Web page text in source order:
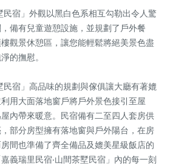
民宿」外觀以黑白色系相互勾勒出令人驚
備有兒童遊憩設施，並規劃了戶外餐
觀景休憩區，讓您能輕鬆將絕美景色盡
的撫慰。
民宿」高品味的規劃與傢俱讓大廳有著媲
用大面落地窗戶將戶外景色接引至屋
內帶來暖意。民宿備有二至四人套房供
部分房型擁有落地窗與戶外陽台，在房
間也準備了齊全備品及媲美星級飯店的
義瑞里民宿‧山間茶墅民宿」內的每一刻